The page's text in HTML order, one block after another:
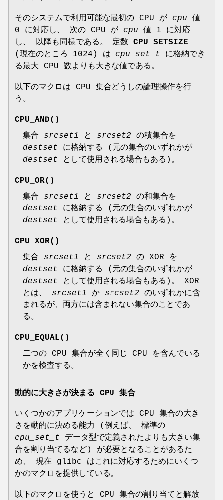
そのシステムで利用可能な最初の CPU が cpu 値
0 に対応し、 次の CPU が cpu 値 1 に対応
し、 以降も同様である。 定数 CPU_SETSIZE
(現在のところ 1024) は cpu_set_t に格納でき
る最大 CPU 数よりも大きな値である。
以下のマクロは CPU 集合どうしの論理操作を行
う。
CPU_AND()
集合 srcset1 と srcset2 の積集合を
destset に格納する (元の集合のいずれかが
destset として使用される場合もある)。
CPU_OR()
集合 srcset1 と srcset2 の和集合を
destset に格納する (元の集合のいずれかが
destset として使用される場合もある)。
CPU_XOR()
集合 srcset1 と srcset2 の XOR を
destset に格納する (元の集合のいずれかが
destset として使用される場合もある)。 XOR
とは、 srcset1 か srcset2 のいずれかに含
まれるが、両方には含まれない集合のことであ
る。
CPU_EQUAL()
二つの CPU 集合が全く同じ CPU を含んでいる
かを検査する。
動的に大きさが決まる CPU 集合
いくつかのアプリケーションでは CPU 集合の大き
さを動的に決める能力 (例えば、 標準の
cpu_set_t データ型で定義されたよりも大きい集
合を割り当てるなど) が必要となることがあるた
め、 現在 glibc はこれに対応するためにいくつ
かのマクロを提供している。
以下のマクロを使うと CPU 集合の割り当てと解放